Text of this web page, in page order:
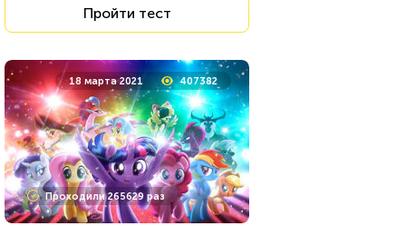
Пройти тест
18 марта 2021 407382
Проходили 265629 раз